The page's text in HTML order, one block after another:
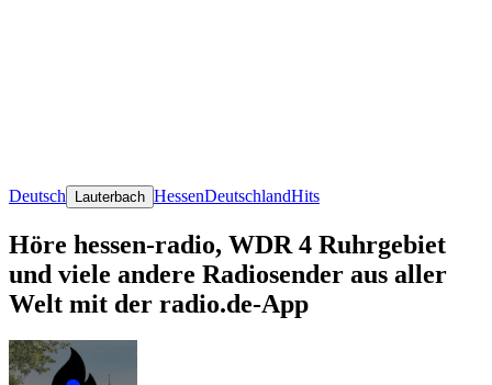
Deutsch Lauterbach HessenDeutschlandHits
Höre hessen-radio, WDR 4 Ruhrgebiet
und viele andere Radiosender aus aller
Welt mit der radio.de-App